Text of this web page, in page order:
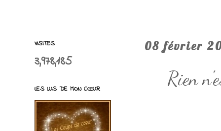
08 février
Rien
VISITES
3,978,185
LES LUS DE MON CŒUR